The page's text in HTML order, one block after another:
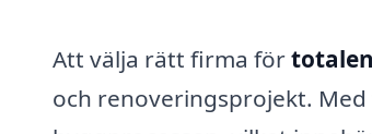
Att välja rätt firma för
och renoveringsprojekt.